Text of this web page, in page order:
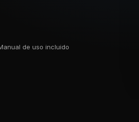
de uso incluido